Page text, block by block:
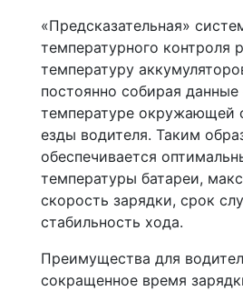
«Предсказательная»
температурного контроля
температуру
постоянно собирая
температуре окружающей
езды водителя. Таким
обеспечивается
температуры батареи,
скорость зарядки, срок
стабильность хода.
Преимущества для
сокращенное время